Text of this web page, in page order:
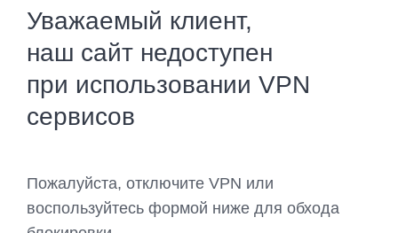
Уважаемый клиент,
наш сайт недоступен
при использовании VPN
сервисов
Пожалуйста, отключите VPN или
воспользуйтесь формой ниже для обхода